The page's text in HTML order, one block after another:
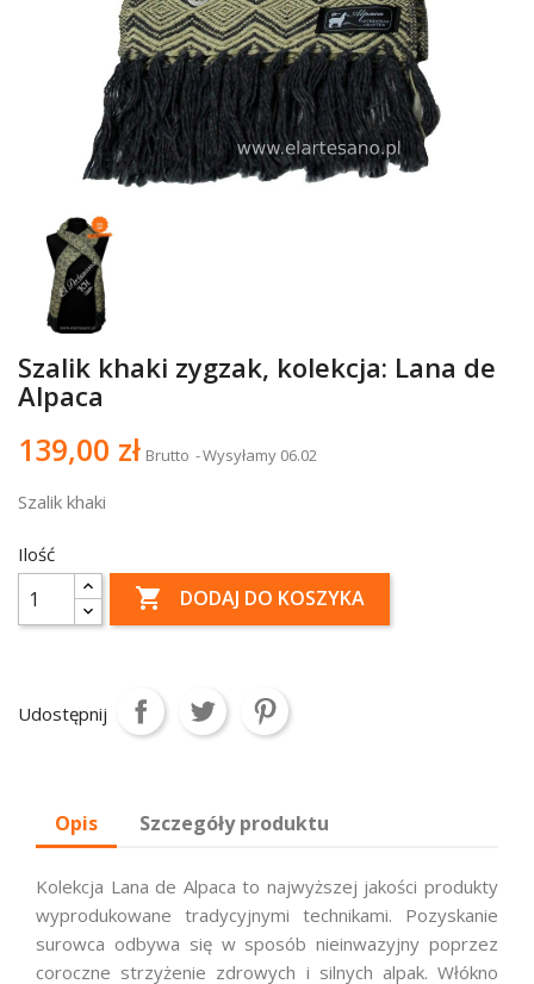
Szalik khaki zygzak, kolekcja: Lana de
Alpaca
139,00 zł Brutto Wysyłamy 06.02
Szalik khaki
Ilość
 DODAJ DO KOSZYKA
Udostępnij
Opis Szczegóły produktu
Kolekcja Lana de Alpaca to najwyższej jakości produkty
wyprodukowane tradycyjnymi technikami. Pozyskanie
surowca odbywa się w sposób nieinwazyjny poprzez
coroczne strzyżenie zdrowych i silnych alpak. Włókno